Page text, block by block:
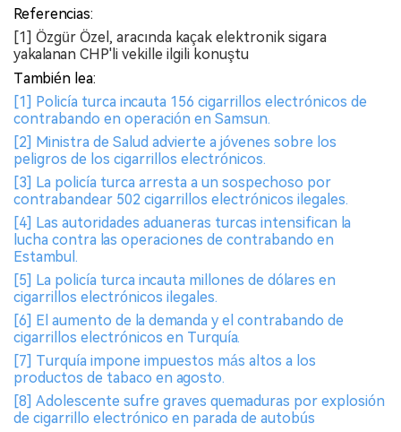
Referencias:
[1] Özgür Özel, aracında kaçak elektronik sigara
yakalanan CHP'li vekille ilgili konuştu
También lea:
[1] Policía turca incauta 156 cigarrillos electrónicos de
contrabando en operación en Samsun.
[2] Ministra de Salud advierte a jóvenes sobre los
peligros de los cigarrillos electrónicos.
[3] La policía turca arresta a un sospechoso por
contrabandear 502 cigarrillos electrónicos ilegales.
[4] Las autoridades aduaneras turcas intensifican la
lucha contra las operaciones de contrabando en
Estambul.
[5] La policía turca incauta millones de dólares en
cigarrillos electrónicos ilegales.
[6] El aumento de la demanda y el contrabando de
cigarrillos electrónicos en Turquía.
[7] Turquía impone impuestos más altos a los
productos de tabaco en agosto.
[8] Adolescente sufre graves quemaduras por explosión
de cigarrillo electrónico en parada de autobús